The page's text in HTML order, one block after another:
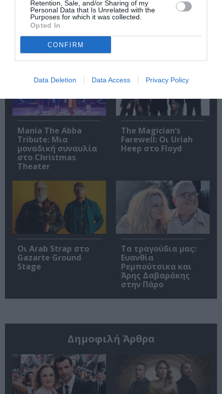
Retention, Sale, and/or Sharing of my
Personal Data that Is Unrelated with the
Purposes for which it was collected.
Opted In
CONFIRM
Data Deletion Data Access Privacy Policy
Σχετικά Άρθρα
Mania The Abba
Tribute: Μια
μοναδική συναυλία
στο Christmas
Theater
The Magician’s
Farewell: Οι Uriah
Heep στο Floyd
Οι Arab Strap στο
Gazarte Ground
Stage
Τα τραγούδια μας:
Ευανθία
Ρεμπούτσικα και
Άρης Δαβαράκης
στην Πάρο
Δημοφιλή Άρθρα